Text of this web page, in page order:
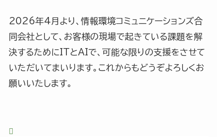
2026年4月より、情報環境コミュニケーションズ合
同会社として、お客様の現場で起きている課題を解
決するためにITとAIで、可能な限りの支援をさせて
いただいてまいります。これからもどうぞよろしくお
願いいたします。